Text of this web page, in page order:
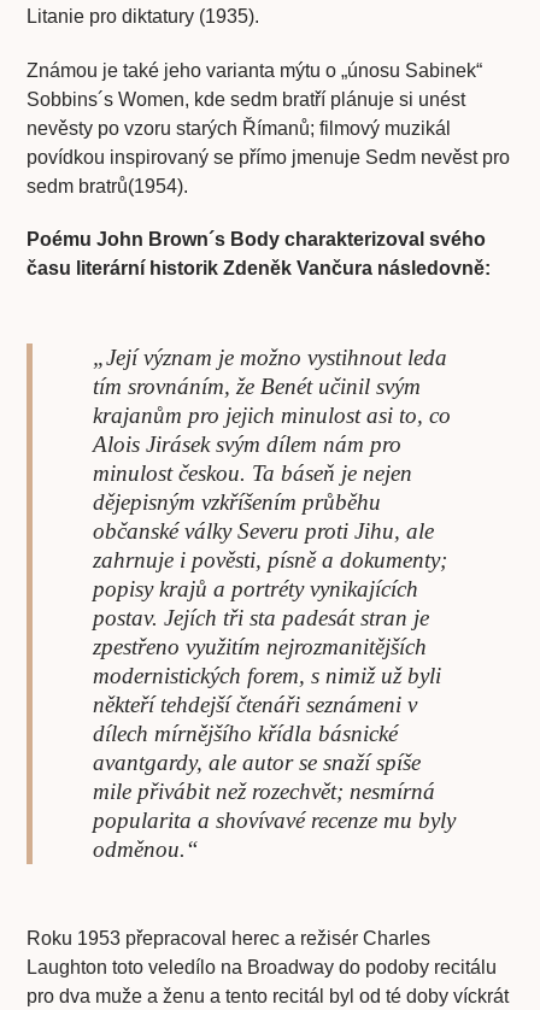
Litanie pro diktatury (1935).
Známou je také jeho varianta mýtu o „únosu Sabinek“
Sobbins´s Women, kde sedm bratří plánuje si unést
nevěsty po vzoru starých Římanů; filmový muzikál
povídkou inspirovaný se přímo jmenuje Sedm nevěst pro
sedm bratrů(1954).
Poému John Brown´s Body charakterizoval svého
času literární historik Zdeněk Vančura následovně:
„Její význam je možno vystihnout leda
tím srovnáním, že Benét učinil svým
krajanům pro jejich minulost asi to, co
Alois Jirásek svým dílem nám pro
minulost českou. Ta báseň je nejen
dějepisným vzkříšením průběhu
občanské války Severu proti Jihu, ale
zahrnuje i pověsti, písně a dokumenty;
popisy krajů a portréty vynikajících
postav. Jejích tři sta padesát stran je
zpestřeno využitím nejrozmanitějších
modernistických forem, s nimiž už byli
někteří tehdejší čtenáři seznámeni v
dílech mírnějšího křídla básnické
avantgardy, ale autor se snaží spíše
mile přivábit než rozechvět; nesmírná
popularita a shovívavé recenze mu byly
odměnou.“
Roku 1953 přepracoval herec a režisér Charles
Laughton toto veledílo na Broadway do podoby recitálu
pro dva muže a ženu a tento recitál byl od té doby víckrát